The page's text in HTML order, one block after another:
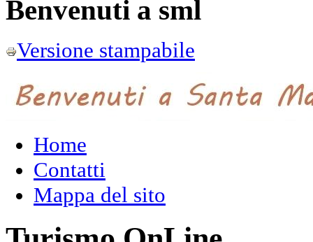
Benvenuti a sml
Versione stampabile
Home
Contatti
Mappa del sito